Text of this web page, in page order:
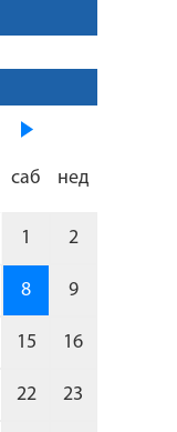
саб нед
1 2
8 9
15 16
22 23